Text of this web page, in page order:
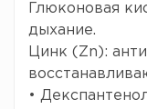
Глюконовая
дыхание.
Цинк (Zn):
•